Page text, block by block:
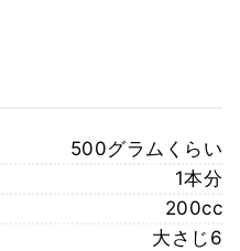
500グラムくらい
1本分
200cc
大さじ6